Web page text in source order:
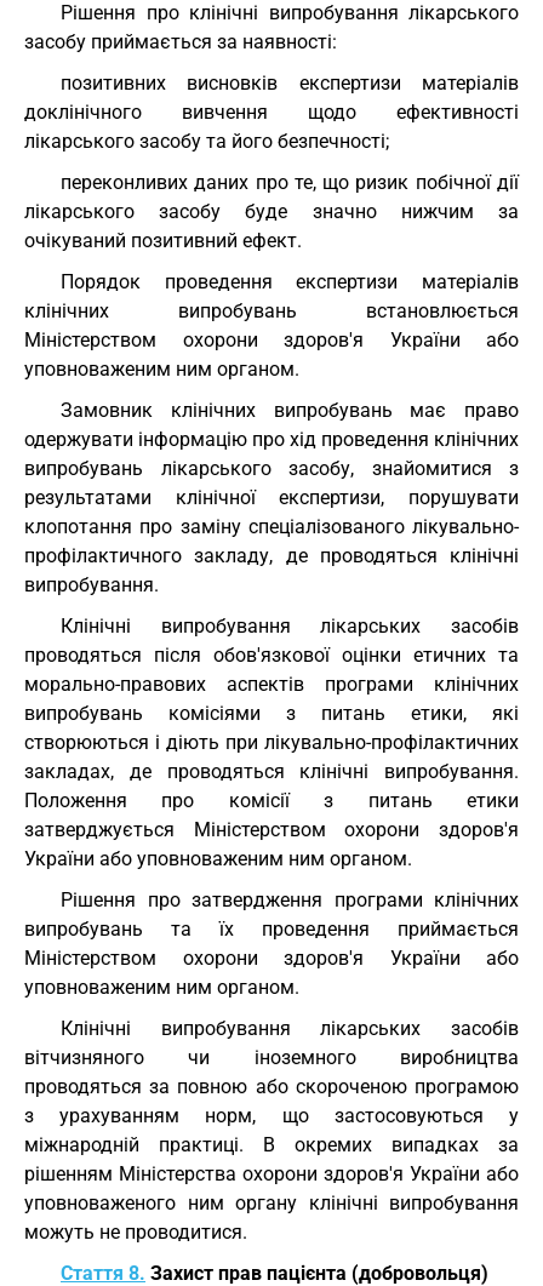
Рішення про клінічні випробування лікарського
засобу приймається за наявності:
позитивних висновків експертизи матеріалів
доклінічного вивчення щодо ефективності
лікарського засобу та його безпечності;
переконливих даних про те, що ризик побічної дії
лікарського засобу буде значно нижчим за
очікуваний позитивний ефект.
Порядок проведення експертизи матеріалів
клінічних випробувань встановлюється
Міністерством охорони здоров'я України або
уповноваженим ним органом.
Замовник клінічних випробувань має право
одержувати інформацію про хід проведення клінічних
випробувань лікарського засобу, знайомитися з
результатами клінічної експертизи, порушувати
клопотання про заміну спеціалізованого лікувально-
профілактичного закладу, де проводяться клінічні
випробування.
Клінічні випробування лікарських засобів
проводяться після обов'язкової оцінки етичних та
морально-правових аспектів програми клінічних
випробувань комісіями з питань етики, які
створюються і діють при лікувально-профілактичних
закладах, де проводяться клінічні випробування.
Положення про комісії з питань етики
затверджується Міністерством охорони здоров'я
України або уповноваженим ним органом.
Рішення про затвердження програми клінічних
випробувань та їх проведення приймається
Міністерством охорони здоров'я України або
уповноваженим ним органом.
Клінічні випробування лікарських засобів
вітчизняного чи іноземного виробництва
проводяться за повною або скороченою програмою
з урахуванням норм, що застосовуються у
міжнародній практиці. В окремих випадках за
рішенням Міністерства охорони здоров'я України або
уповноваженого ним органу клінічні випробування
можуть не проводитися.
Стаття 8. Захист прав пацієнта (добровольця)